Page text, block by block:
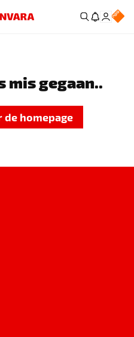
mis gegaan..
de homepage